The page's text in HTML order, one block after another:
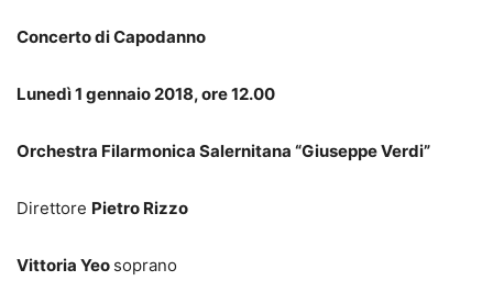
Concerto di Capodanno
Lunedì 1 gennaio 2018, ore 12.00
Orchestra Filarmonica Salernitana “Giuseppe Verdi”
Direttore Pietro Rizzo
Vittoria Yeo soprano